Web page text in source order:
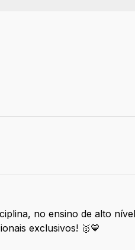
no ensino de alto
exclusivos! 🥇💙